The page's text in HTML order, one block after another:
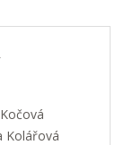
Kolářová